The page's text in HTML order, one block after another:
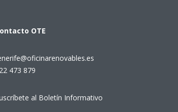
OTE
473 879
al Boletín Informativo